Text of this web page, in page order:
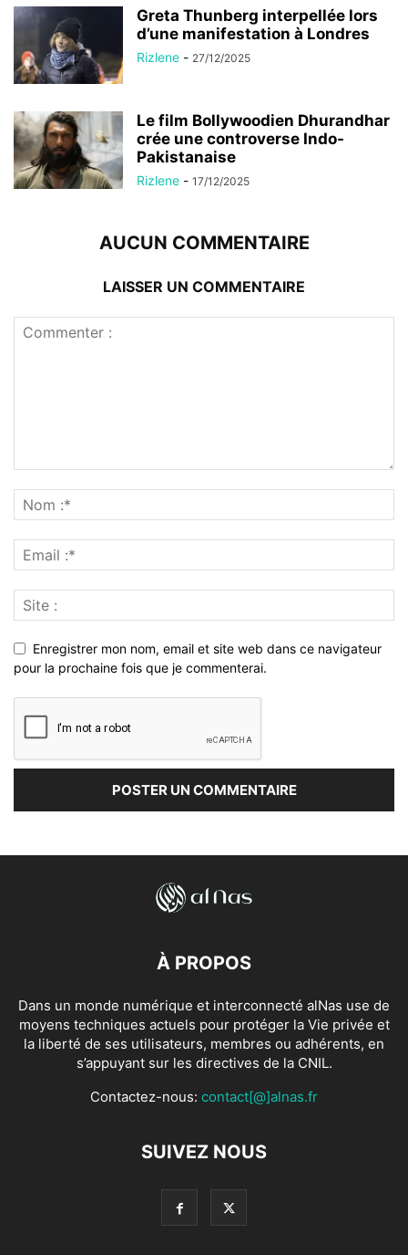
Greta Thunberg interpellée lors
d’une manifestation à Londres
Rizlene - 27/12/2025
Le film Bollywoodien Dhurandhar
crée une controverse Indo-
Pakistanaise
Rizlene - 17/12/2025
AUCUN COMMENTAIRE
LAISSER UN COMMENTAIRE
Enregistrer mon nom, email et site web dans ce navigateur
pour la prochaine fois que je commenterai.
À PROPOS
Dans un monde numérique et interconnecté alNas use de
moyens techniques actuels pour protéger la Vie privée et
la liberté de ses utilisateurs, membres ou adhérents, en
s’appuyant sur les directives de la CNIL.
Contactez-nous: contact[@]alnas.fr
SUIVEZ NOUS